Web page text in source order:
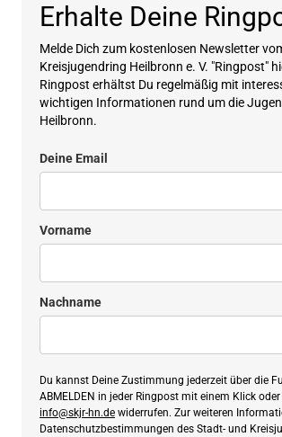
Erhalte Deine
Melde Dich zum kostenlosen Newsletter
Kreisjugendring Heilbronn e. V. "Ringpost"
Ringpost erhältst Du regelmäßig mit
wichtigen Informationen rund um die
Heilbronn.
Deine Email
Vorname
Nachname
Du kannst Deine Zustimmung jederzeit über die
ABMELDEN in jeder Ringpost mit einem Klick oder
info@skjr-hn.de widerrufen. Zur weiteren
Datenschutzbestimmungen des Stadt- und